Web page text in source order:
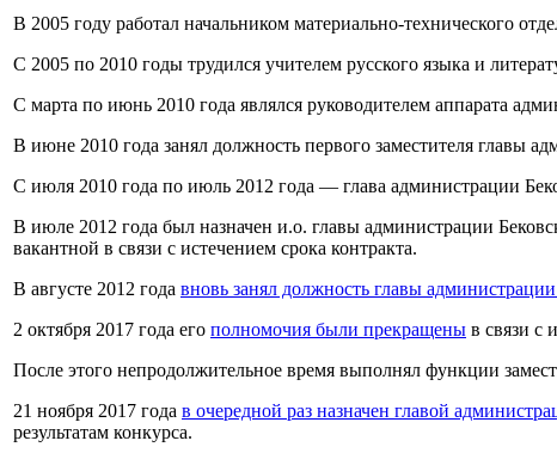
В 2005 году работал начальником материально-технического
С 2005 по 2010 годы трудился учителем русского языка и
С марта по июнь 2010 года являлся руководителем аппарата
В июне 2010 года занял должность первого заместителя главы
С июля 2010 года по июль 2012 года — глава администрации
В июле 2012 года был назначен и.о. главы администрации
вакантной в связи с истечением срока контракта.
В августе 2012 года вновь занял должность главы
2 октября 2017 года его полномочия были прекращены в связи с
После этого непродолжительное время выполнял функции
21 ноября 2017 года в очередной раз назначен главой
результатам конкурса.